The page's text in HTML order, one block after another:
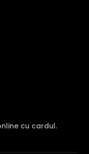
cu cardul.